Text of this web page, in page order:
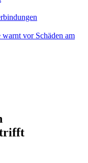
vor Schäden am